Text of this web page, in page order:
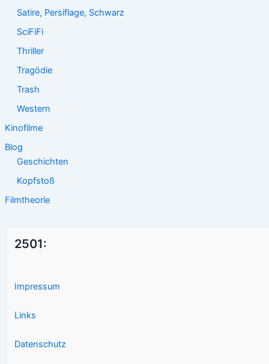
Satire, Persiflage, Schwarz
SciFiFi
Thriller
Tragödie
Trash
Western
Kinofilme
Blog
Geschichten
Kopfstoß
Filmtheorie
2501:
Impressum
Links
Datenschutz